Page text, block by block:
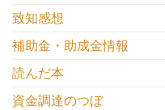
致知感想
補助金・助成金情報
読んだ本
資金調達のつぼ